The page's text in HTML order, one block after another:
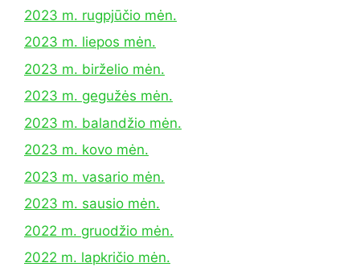
2023 m. rugpjūčio mėn.
2023 m. liepos mėn.
2023 m. birželio mėn.
2023 m. gegužės mėn.
2023 m. balandžio mėn.
2023 m. kovo mėn.
2023 m. vasario mėn.
2023 m. sausio mėn.
2022 m. gruodžio mėn.
2022 m. lapkričio mėn.